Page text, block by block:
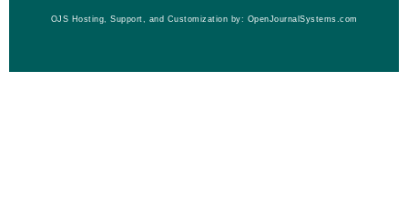
OJS Hosting, Support, and Customization by: OpenJournalSystems.com